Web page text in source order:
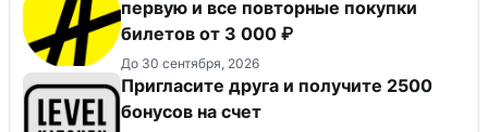
первую и все повторные покупки
билетов от 3 000 ₽
До 30 сентября, 2026
Пригласите друга и получите 2500
бонусов на счет